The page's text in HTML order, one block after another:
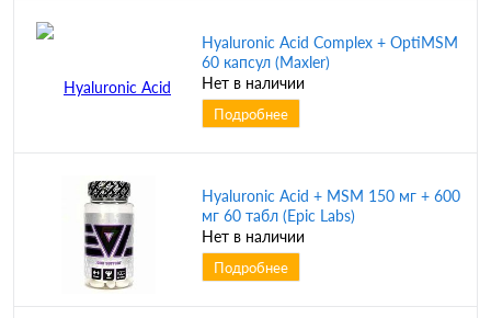
Hyaluronic Acid Complex + OptiMSM
60 капсул (Maxler)
Нет в наличии
Подробнее
Hyaluronic Acid + MSM 150 мг + 600
мг 60 табл (Epic Labs)
Нет в наличии
Подробнее